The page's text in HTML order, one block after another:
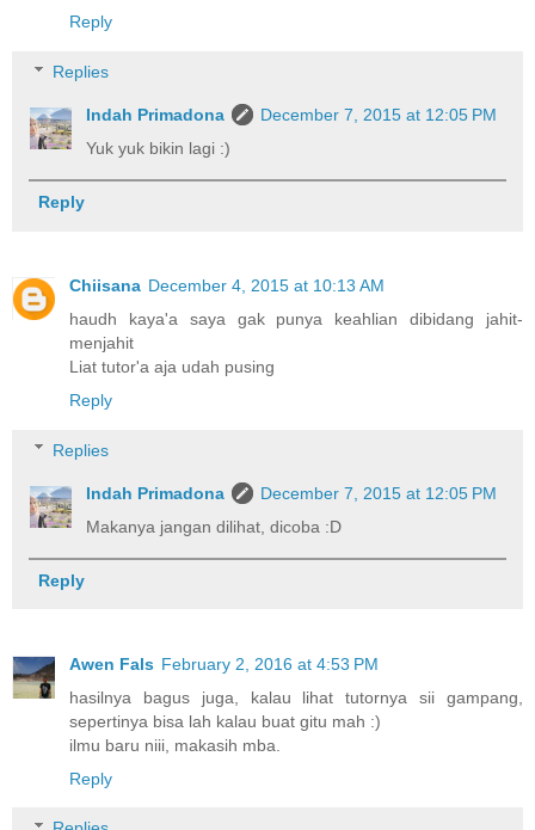
Reply
Replies
Indah Primadona
December 7, 2015 at 12:05 PM
Yuk yuk bikin lagi :)
Reply
Chiisana December 4, 2015 at 10:13 AM
haudh kaya'a saya gak punya keahlian dibidang jahit-
menjahit
Liat tutor'a aja udah pusing
Reply
Replies
Indah Primadona
December 7, 2015 at 12:05 PM
Makanya jangan dilihat, dicoba :D
Reply
Awen Fals February 2, 2016 at 4:53 PM
hasilnya bagus juga, kalau lihat tutornya sii gampang,
sepertinya bisa lah kalau buat gitu mah :)
ilmu baru niii, makasih mba.
Reply